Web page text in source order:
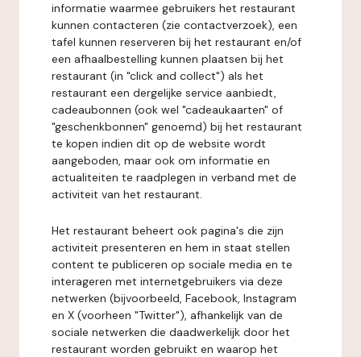
informatie waarmee gebruikers het restaurant
kunnen contacteren (zie contactverzoek), een
tafel kunnen reserveren bij het restaurant en/of
een afhaalbestelling kunnen plaatsen bij het
restaurant (in "click and collect") als het
restaurant een dergelijke service aanbiedt,
cadeaubonnen (ook wel "cadeaukaarten" of
"geschenkbonnen" genoemd) bij het restaurant
te kopen indien dit op de website wordt
aangeboden, maar ook om informatie en
actualiteiten te raadplegen in verband met de
activiteit van het restaurant.
Het restaurant beheert ook pagina's die zijn
activiteit presenteren en hem in staat stellen
content te publiceren op sociale media en te
interageren met internetgebruikers via deze
netwerken (bijvoorbeeld, Facebook, Instagram
en X (voorheen "Twitter"), afhankelijk van de
sociale netwerken die daadwerkelijk door het
restaurant worden gebruikt en waarop het